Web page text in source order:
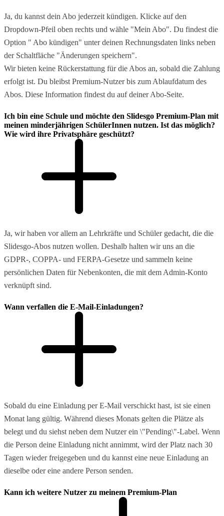
Ja, du kannst dein Abo jederzeit kündigen. Klicke auf den
Dropdown-Pfeil oben rechts und wähle "Mein Abo". Du findest die
Option " Abo kündigen" unter deinen Rechnungsdaten links neben
der Schaltfläche "Änderungen speichern".
Wir bieten keine Rückerstattung für die Abos an, sobald die Zahlung
erfolgt ist. Du bleibst Premium-Nutzer bis zum Ablaufdatum des
Abos. Diese Information findest du auf deiner Abo-Seite.
Ich bin eine Schule und möchte den Slidesgo Premium-Plan mit
meinen minderjährigen SchülerInnen nutzen. Ist das möglich?
Wie wird ihre Privatsphäre geschützt?
Ja, wir haben vor allem an Lehrkräfte und Schüler gedacht, die die
Slidesgo-Abos nutzen wollen. Deshalb halten wir uns an die
GDPR-, COPPA- und FERPA-Gesetze und sammeln keine
persönlichen Daten für Nebenkonten, die mit dem Admin-Konto
verknüpft sind.
Wann verfallen die E-Mail-Einladungen?
Sobald du eine Einladung per E-Mail verschickt hast, ist sie einen
Monat lang gültig. Während dieses Monats gelten die Plätze als
belegt und du siehst neben dem Nutzer ein \"Pending\"-Label. Wenn
die Person deine Einladung nicht annimmt, wird der Platz nach 30
Tagen wieder freigegeben und du kannst eine neue Einladung an
dieselbe oder eine andere Person senden.
Kann ich weitere Nutzer zu meinem Premium-Plan